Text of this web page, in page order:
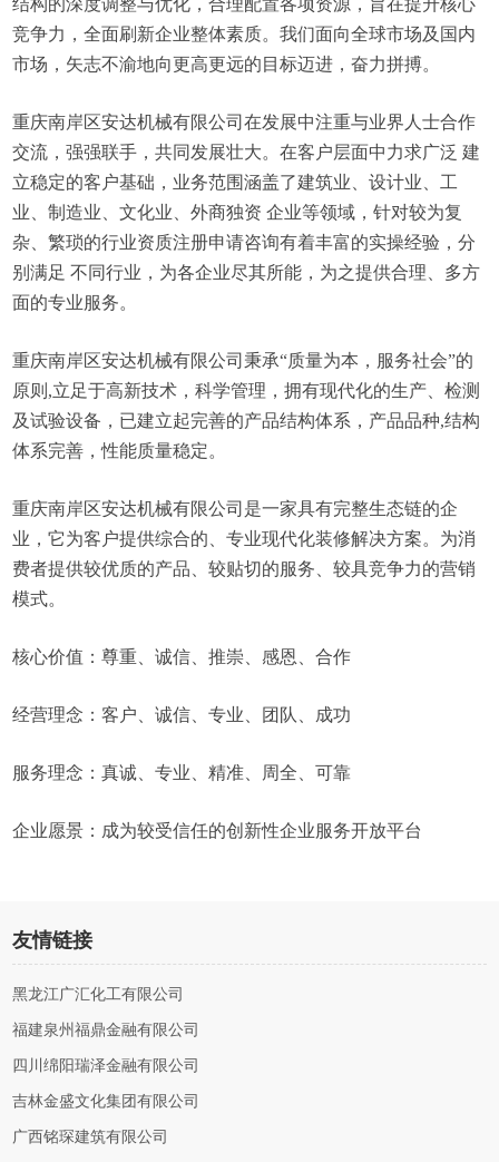
结构的深度调整与优化，合理配置各项资源，旨在提升核心
竞争力，全面刷新企业整体素质。我们面向全球市场及国内
市场，矢志不渝地向更高更远的目标迈进，奋力拼搏。
重庆南岸区安达机械有限公司在发展中注重与业界人士合作
交流，强强联手，共同发展壮大。在客户层面中力求广泛 建
立稳定的客户基础，业务范围涵盖了建筑业、设计业、工
业、制造业、文化业、外商独资 企业等领域，针对较为复
杂、繁琐的行业资质注册申请咨询有着丰富的实操经验，分
别满足 不同行业，为各企业尽其所能，为之提供合理、多方
面的专业服务。
重庆南岸区安达机械有限公司秉承“质量为本，服务社会”的
原则,立足于高新技术，科学管理，拥有现代化的生产、检测
及试验设备，已建立起完善的产品结构体系，产品品种,结构
体系完善，性能质量稳定。
重庆南岸区安达机械有限公司是一家具有完整生态链的企
业，它为客户提供综合的、专业现代化装修解决方案。为消
费者提供较优质的产品、较贴切的服务、较具竞争力的营销
模式。
核心价值：尊重、诚信、推崇、感恩、合作
经营理念：客户、诚信、专业、团队、成功
服务理念：真诚、专业、精准、周全、可靠
企业愿景：成为较受信任的创新性企业服务开放平台
友情链接
黑龙江广汇化工有限公司
福建泉州福鼎金融有限公司
四川绵阳瑞泽金融有限公司
吉林金盛文化集团有限公司
广西铭琛建筑有限公司